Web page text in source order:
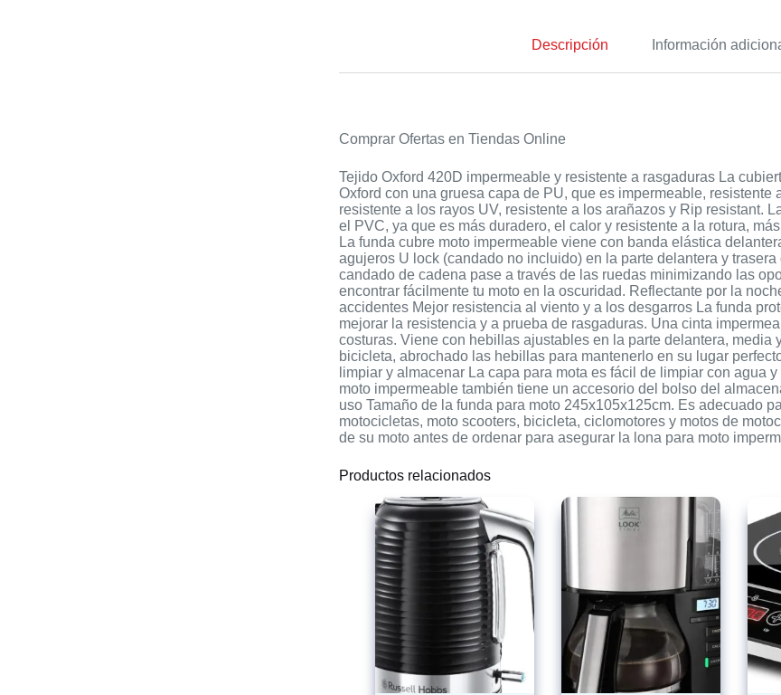
Descripción Información
Comprar Ofertas en Tiendas Online
Tejido Oxford 420D impermeable y resistente a rasgaduras La
Oxford con una gruesa capa de PU, que es impermeable,
resistente a los rayos UV, resistente a los arañazos y Rip resistant.
el PVC, ya que es más duradero, el calor y resistente a la rotura,
La funda cubre moto impermeable viene con banda elástica
agujeros U lock (candado no incluido) en la parte delantera y
candado de cadena pase a través de las ruedas minimizando las
encontrar fácilmente tu moto en la oscuridad. Reflectante por la
accidentes Mejor resistencia al viento y a los desgarros La funda
mejorar la resistencia y a prueba de rasgaduras. Una cinta
costuras. Viene con hebillas ajustables en la parte delantera, media
bicicleta, abrochado las hebillas para mantenerlo en su lugar
limpiar y almacenar La capa para mota es fácil de limpiar con agua
moto impermeable también tiene un accesorio del bolso del
uso Tamaño de la funda para moto 245x105x125cm. Es adecuado
motocicletas, moto scooters, bicicleta, ciclomotores y motos de
de su moto antes de ordenar para asegurar la lona para moto
Productos relacionados